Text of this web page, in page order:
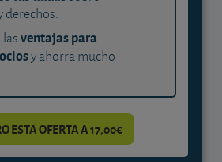
derechos.
lasventajas para
y ahorra mucho
ESTA OFERTA A 17,00€